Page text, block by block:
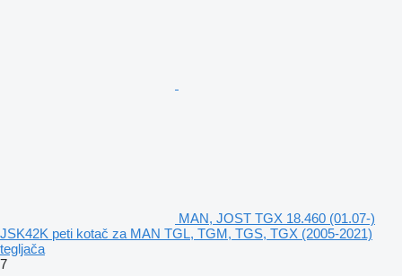
MAN, JOST TGX 18.460 (01.07-)
JSK42K peti kotač za MAN TGL, TGM, TGS, TGX (2005-2021)
tegljača
7